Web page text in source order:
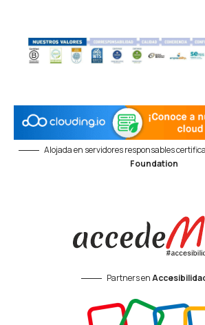
Alojada en servidores responsables
Foundation
Partners en